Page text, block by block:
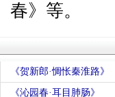
春》等。
《贺新郎·惆怅秦淮路》
《沁园春·耳目肺肠》